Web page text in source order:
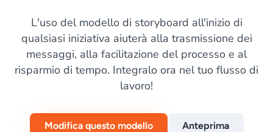
L'uso del modello di storyboard all'inizio di
qualsiasi iniziativa aiuterà alla trasmissione dei
messaggi, alla facilitazione del processo e al
risparmio di tempo. Integralo ora nel tuo flusso di
lavoro!
Modifica questo modello Anteprima